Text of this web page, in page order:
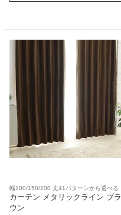
幅100/150/200 丈41パターンから選べる
カーテン メタリックライン ブラ
ウン